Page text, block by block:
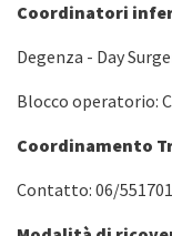
Coordinatori
Degenza - Day
Blocco operatorio:
Coordinamento
Contatto: 06/